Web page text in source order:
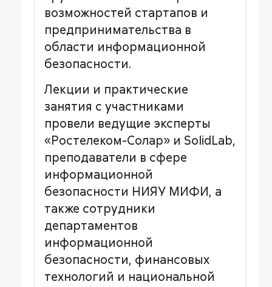
возможностей стартапов и
предпринимательства в
области информационной
безопасности.
Лекции и практические
занятия с участниками
провели ведущие эксперты
«Ростелеком-Солар» и SolidLab,
преподаватели в сфере
информационной
безопасности НИЯУ МИФИ, а
также сотрудники
департаментов
информационной
безопасности, финансовых
технологий и национальной